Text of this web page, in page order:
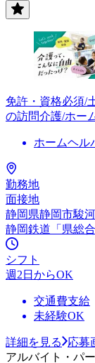
免許・資格必須/
の訪問介護/ホー
ホームヘル
勤務地
面接地
静岡県静岡市駿
静岡鉄道「県総
シフト
週2日からOK
交通費支給
未経験OK
詳細を見る
応募
アルバイト・パ